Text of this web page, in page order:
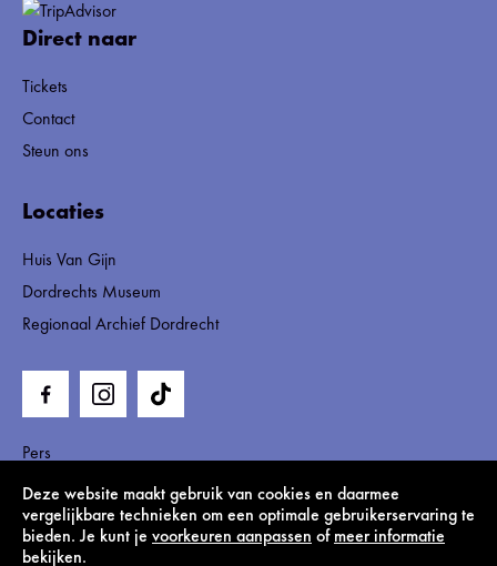
Deze website maakt gebruik van cookies en daarmee
vergelijkbare technieken om een optimale gebruikerservaring te
bieden. Je kunt je voorkeuren aanpassen ofmeer informatie
bekijken.
Direct naar
Tickets
Contact
Steun ons
Locaties
Huis Van Gijn
Dordrechts Museum
Regionaal Archief Dordrecht
Pers
Privacy statement, cookies & disclaimer, algemene
voorwaarden
Huisregels